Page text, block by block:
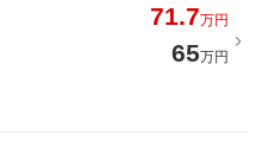
71.7万円
65万円